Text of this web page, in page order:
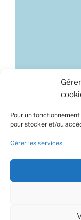
Pour un
pour stocker et/ou
Gérer les services
Ce site est
gérée par le
© 2021 / 2026 -